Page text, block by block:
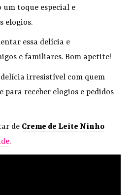
um toque especial e
elogios.
essa delícia e
e familiares. Bom apetite!
irresistível com quem
para receber elogios e pedidos
de Creme de Leite Ninho
.